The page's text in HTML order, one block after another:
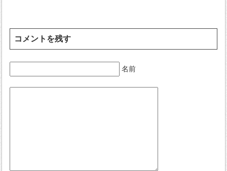
コメントを残す
名前